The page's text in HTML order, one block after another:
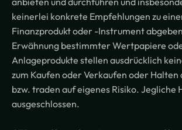
keinerlei konkrete Empfehlungen zu
Finanzprodukt oder -Instrument
Erwähnung bestimmter Wertpapiere
Anlageprodukte stellen ausdrücklich
zum Kaufen oder Verkaufen oder Halten
bzw. traden auf eigenes Risiko. Jegliche
ausgeschlossen.